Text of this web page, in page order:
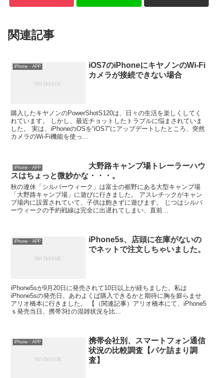
関連記事
iPhone・APP
iOS7のiPhoneにキヤノンのWi-Fi
カメラが接続できない場合
購入したキヤノンのPowerShotS120は、日々の生活を楽しくしてく
れています。 しかし、最近チョットしたトラブルに悩まされていま
した。 実は、iPhoneのOSを“iOS7”にアップデートしたところ、突然
カメラのWi-Fi機能を使っ...
iPhone・APP
大野路キャンプ場トレーラーハウ
スはちょっと微妙かな・・・。
秋の連休「シルバーウィーク」は富士の裾野にある大型キャンプ場
「大野路キャンプ場」に遊びに行きました。 アスレチックがキャン
プ場内に設置されていて、子供は飽きずに遊びます。 じつはシルバ
ーウィークの予約戦線は完全に出遅れてしまい、直前...
iPhone・APP
iPhone5s、店頭に在庫がないの
でネットで注文しちゃいました。
iPhone5sが9月20日に発売されて10日以上が経ちました。私は
iPhone5sの発売日、あわよくば購入できるかと期待に胸を膨らませ
アリオ橋本に行きました。 【（関連記事）アリオ橋本にて、iPhone5
ｓ発売当日、携帯3社の混雑状況を比...
iPhone・APP
携帯会社別、スマートフォン通信
状況の比較調査【パケ詰まり調
査】